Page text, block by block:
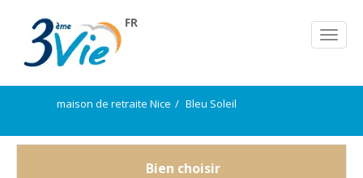
FR
maison de retraite Nice Bleu Soleil
Bien choisir